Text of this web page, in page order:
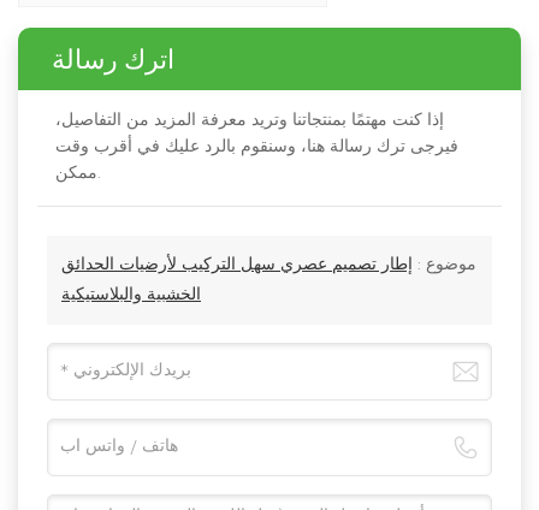
اترك رسالة
إذا كنت مهتمًا بمنتجاتنا وتريد معرفة المزيد من التفاصيل،
فيرجى ترك رسالة هنا، وسنقوم بالرد عليك في أقرب وقت
ممكن.
موضوع :
إطار تصميم عصري سهل التركيب لأرضيات الحدائق
الخشبية والبلاستيكية